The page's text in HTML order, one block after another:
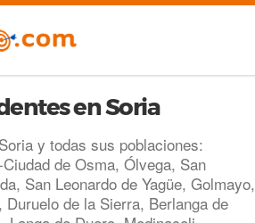
en Soria
y todas sus poblaciones:
de Osma, Ólvega, San
San Leonardo de Yagüe, Golmayo,
de la Sierra, Berlanga de